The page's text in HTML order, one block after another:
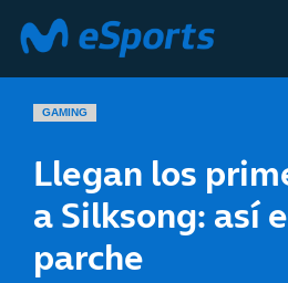
GAMING
Llegan los
a Silksong: así
parche